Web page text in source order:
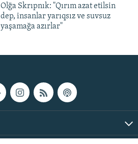
Olğa Skrıpnık: "Qırım azat etilsin
dep, insanlar yarıqsız ve suvsuz
yaşamağa azırlar"